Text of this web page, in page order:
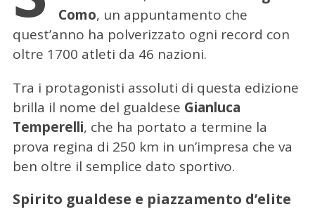
Como, un appuntamento che
quest’anno ha polverizzato ogni record con
oltre 1700 atleti da 46 nazioni.
Tra i protagonisti assoluti di questa edizione
brilla il nome del gualdese Gianluca
Temperelli, che ha portato a termine la
prova regina di 250 km in un’impresa che va
ben oltre il semplice dato sportivo.
Spirito gualdese e piazzamento d’elite